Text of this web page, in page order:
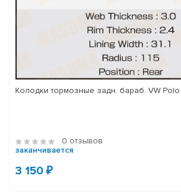
Колодки тормозные задн. бараб. VW
0 отзывов
заканчивается
3 150 ₽